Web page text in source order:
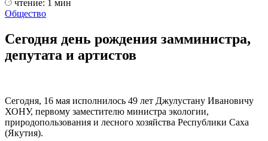
чтение: 1 мин
Общество
Сегодня день рождения замминистра,
депутата и артистов
Сегодня, 16 мая исполнилось 49 лет Джулустану Ивановичу
ХОНУ, первому заместителю министра экологии,
природопользования и лесного хозяйства Республики Саха
(Якутия).